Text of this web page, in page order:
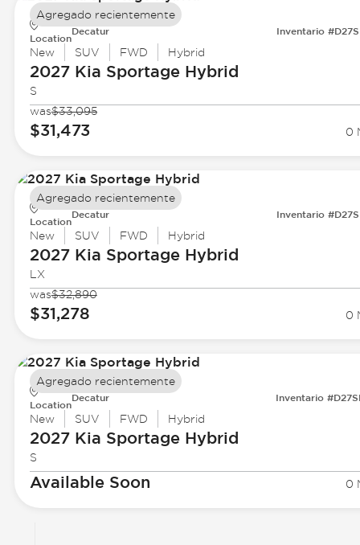
Location
Decatur Inventario
New SUV FWD Hybrid
2027 Kia Sportage Hybrid
S
was$33,095
$31,473 0
Agregado recientemente
Location
Decatur Inventario
New SUV FWD Hybrid
2027 Kia Sportage Hybrid
LX
was$32,890
$31,278 0
Agregado recientemente
Location
Decatur Inventario
New SUV FWD Hybrid
2027 Kia Sportage Hybrid
S
Available Soon 0
Agregado recientemente